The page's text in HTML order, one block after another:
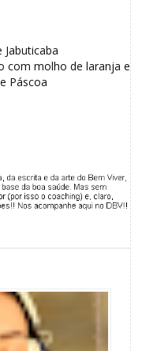
Jabuticaba
com molho de laranja e
Páscoa